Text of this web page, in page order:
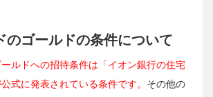
のゴールドの条件について
ルドへの招待条件は「イオン銀行の住宅
式に発表されている条件です。 その他の